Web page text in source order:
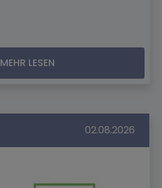
MEHR LESEN
02.08.2026